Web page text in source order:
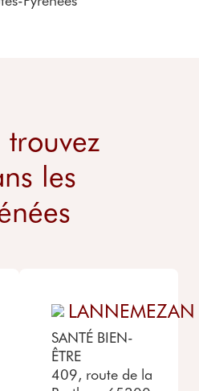
trouvez
les
LANNEMEZAN
SANTÉ BIEN-
ÊTRE
409, route de la